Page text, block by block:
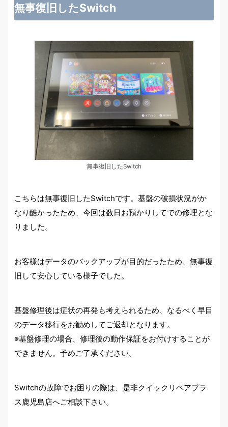
無事復旧したSwitch
無事復旧したSwitch
こちらは無事復旧したSwitchです。基盤の破損状況がか
なり酷かったため、今回は数日お預かりしてでの修理とな
りました。
お客様はデータのバックアップが目的だったため、無事復
旧して安心している様子でした。
基盤修理後は症状の再発も考えられるため、なるべく早目
のデータ移行をお勧めしてご返却となります。
※基盤修理の場合、修理後の動作保証をお付けすることが
できません。予めご了承ください。
Switchの故障でお困りの際は、是非クイックリペアプラ
ス鹿児島店へご相談下さい。